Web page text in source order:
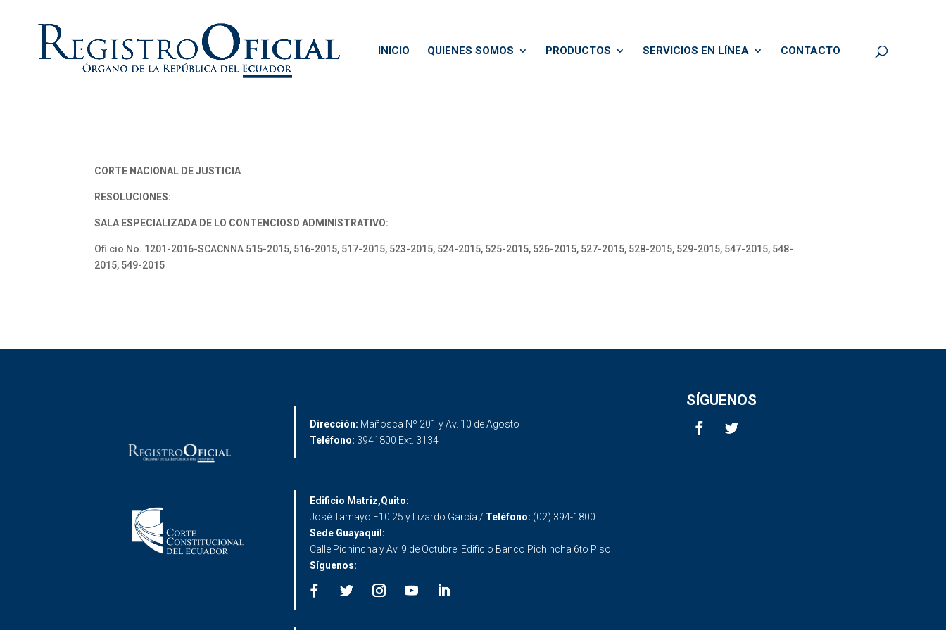
INICIO QUIENES SOMOS PRODUCTOS SERVICIOS EN LÍNEA CONTACTO
CORTE NACIONAL DE JUSTICIA
RESOLUCIONES:
SALA ESPECIALIZADA DE LO CONTENCIOSO ADMINISTRATIVO:
Ofi cio No. 1201-2016-SCACNNA 515-2015, 516-2015, 517-2015, 523-2015, 524-2015, 525-2015, 526-2015, 527-2015, 528-2015, 529-2015, 547-2015, 548-
2015, 549-2015
Dirección: Mañosca Nº 201 y Av. 10 de Agosto
Teléfono: 3941800 Ext. 3134
SÍGUENOS
Edificio Matriz,Quito:
José Tamayo E10 25 y Lizardo García / Teléfono: (02) 394-1800
Sede Guayaquil:
Calle Pichincha y Av. 9 de Octubre. Edificio Banco Pichincha 6to Piso
Síguenos: